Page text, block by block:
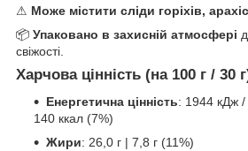
⚠ Може містити сліди горіхів,
📦 Упаковано в захисній атмосфері
свіжості.
Харчова цінність (на 100 г / 30
Енергетична цінність: 1944 кДж
140 ккал (7%)
Жири: 26,0 г | 7,8 г (11%)